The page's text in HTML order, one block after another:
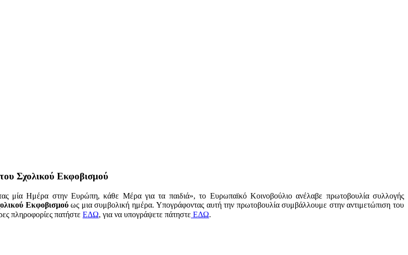
Σχολικού Εκφοβισμού
μία Ημέρα στην Ευρώπη, κάθε Μέρα για τα παιδιά», το Ευρωπαϊκό Κοινοβούλιο ανέλαβε πρωτοβουλία συλλογής
Εκφοβισμούως μια συμβολική ημέρα. Υπογράφοντας αυτή την πρωτοβουλία συμβάλλουμε στην αντιμετώπιση του
πληροφορίες πατήστε ΕΔΩ, για να υπογράψετε πάτηστε ΕΔΩ.